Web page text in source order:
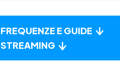
FREQUENZE E GUIDE
STREAMING